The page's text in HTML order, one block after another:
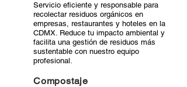
Servicio eficiente y responsable para
recolectar residuos orgánicos en
empresas, restaurantes y hoteles en la
CDMX. Reduce tu impacto ambiental y
facilita una gestión de residuos más
sustentable con nuestro equipo
profesional.
Compostaje